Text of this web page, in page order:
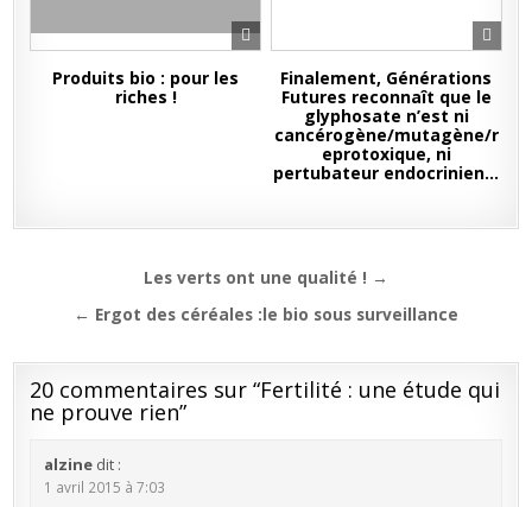
Produits bio : pour les
riches !
Finalement, Générations
Futures reconnaît que le
glyphosate n’est ni
cancérogène/mutagène/r
eprotoxique, ni
pertubateur endocrinien…
NavigationLes verts ont une qualité ! →
← Ergot des céréales :le bio sous surveillance
20 commentaires sur “Fertilité : une étude qui
ne prouve rien”
alzine dit :
1 avril 2015 à 7:03